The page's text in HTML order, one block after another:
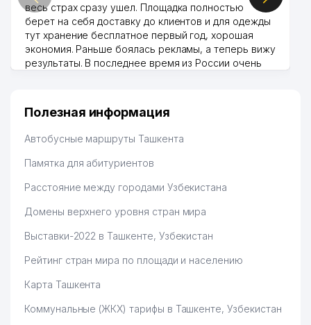
весь страх сразу ушел. Площадка полностью
берет на себя доставку до клиентов и для одежды
тут хранение бесплатное первый год, хорошая
экономия. Раньше боялась рекламы, а теперь вижу
результаты. В последнее время из России очень
Hamida 03.08.2026 12:45:39
Полезная информация
Автобусные маршруты Ташкента
Памятка для абитуриентов
Расстояние между городами Узбекистана
Домены верхнего уровня стран мира
Выставки-2022 в Ташкенте, Узбекистан
Рейтинг стран мира по площади и населению
Карта Ташкента
Коммунальные (ЖКХ) тарифы в Ташкенте, Узбекистан